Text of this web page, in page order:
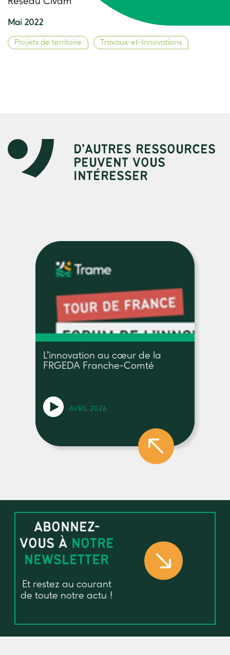
Mai 2022
Projets de territoire Travaux-et-Innovations
D’AUTRES RESSOURCES
PEUVENT VOUS
INTÉRESSER
L’innovation au cœur de la
FRGEDA Franche-Comté
AVRIL 2026
ABONNEZ-
VOUS À NOTRE
NEWSLETTER
Et restez au courant
de toute notre actu !